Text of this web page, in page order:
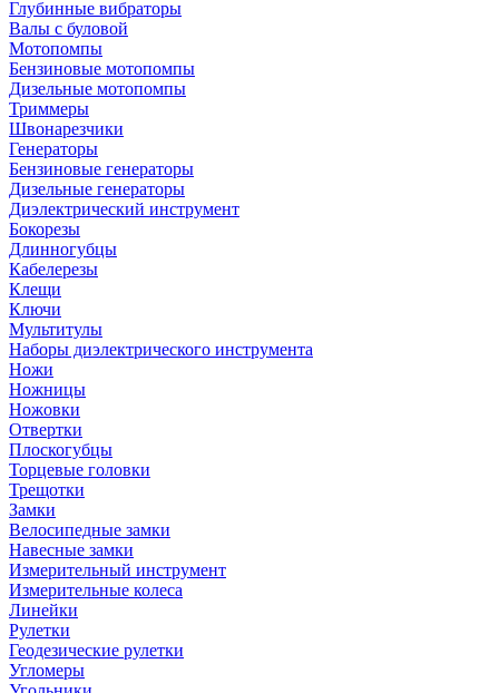
Глубинные вибраторы
Валы с буловой
Мотопомпы
Бензиновые мотопомпы
Дизельные мотопомпы
Триммеры
Швонарезчики
Генераторы
Бензиновые генераторы
Дизельные генераторы
Диэлектрический инструмент
Бокорезы
Длинногубцы
Кабелерезы
Клещи
Ключи
Мультитулы
Наборы диэлектрического инструмента
Ножи
Ножницы
Ножовки
Отвертки
Плоскогубцы
Торцевые головки
Трещотки
Замки
Велосипедные замки
Навесные замки
Измерительный инструмент
Измерительные колеса
Линейки
Рулетки
Геодезические рулетки
Угломеры